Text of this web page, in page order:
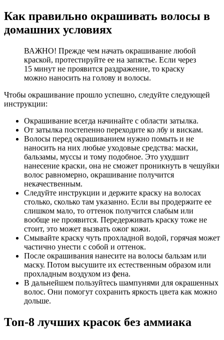
Как правильно окрашивать волосы в
домашних условиях
ВАЖНО! Прежде чем начать окрашивание любой
краской, протестируйте ее на запястье. Если через
15 минут не проявится раздражение, то краску
можно наносить на голову и волосы.
Чтобы окрашивание прошло успешно, следуйте следующей
инструкции:
Окрашивание всегда начинайте с области затылка.
От затылка постепенно переходите ко лбу и вискам.
Волосы перед окрашиванием нужно помыть и не
наносить на них любые уходовые средства: маски,
бальзамы, муссы и тому подобное. Это ухудшит
нанесение краски, она не сможет проникнуть в чешуйки
волос равномерно, окрашивание получится
некачественным.
Следуйте инструкции и держите краску на волосах
столько, сколько там указанно. Если вы продержите ее
слишком мало, то оттенок получится слабым или
вообще не проявится. Передерживать краску тоже не
стоит, это может вызвать ожог кожи.
Смывайте краску чуть прохладной водой, горячая может
частично унести с собой и оттенок.
После окрашивания нанесите на волосы бальзам или
маску. Потом высушите их естественным образом или
прохладным воздухом из фена.
В дальнейшем пользуйтесь шампунями для окрашенных
волос. Они помогут сохранить яркость цвета как можно
дольше.
Топ-8 лучших красок без аммиака